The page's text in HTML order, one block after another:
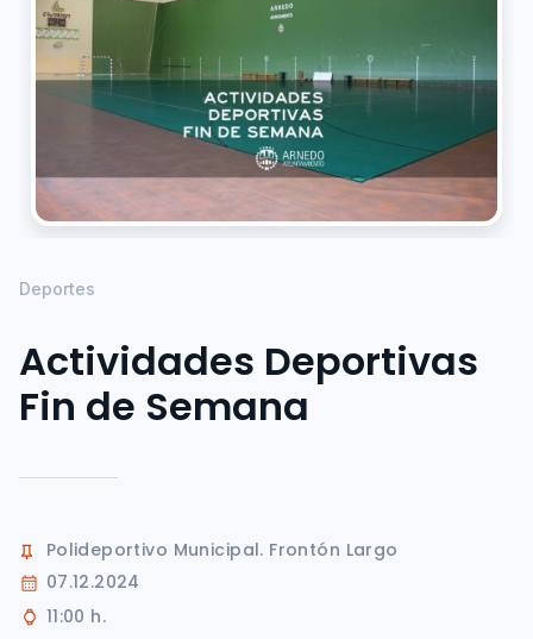
Deportes
Actividades Deportivas
Fin de Semana
Polideportivo Municipal. Frontón Largo
07.12.2024
11:00 h.